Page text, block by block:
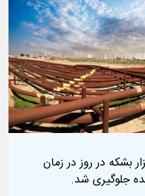
نفت به میزان 25 هزار بشکه در روز در زمان
جلوگیری شد.